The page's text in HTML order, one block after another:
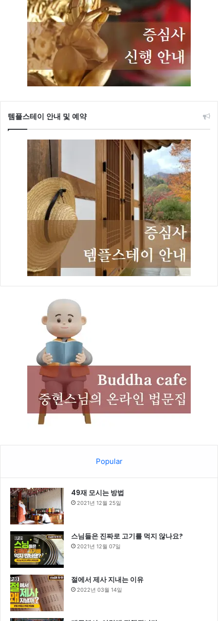
템플스테이 안내 및 예약
Popular
49재 모시는 방법
2021년 12월 25일
스님들은 진짜로 고기를 먹지 않나요?
2021년 12월 07일
절에서 제사 지내는 이유
2022년 03월 14일